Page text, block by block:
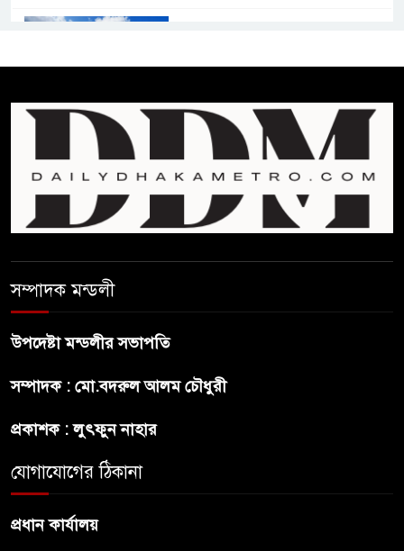
প্রথম শ্রেণি ছাড়া অন্য সব শ্রেণিতে
হবে ভর্তি পরীক্ষা: শিক্ষা মন্ত্রণালয়
জনগনের অধিকার আদায়ে এসেছিঃ
জামাতের আমির
বন্ধুত্ব : ব্রেট লি
সম্পাদক মন্ডলী
উপদেষ্টা মন্ডলীর সভাপতি
সম্পাদক : মো.বদরুল আলম চৌধুরী
প্রকাশক : লুৎফুন নাহার
যোগাযোগের ঠিকানা
প্রধান কার্যালয়